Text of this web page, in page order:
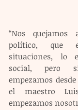
“Nos
político, que
situaciones, lo
social, pero
empezamos
el maestro
empezamos